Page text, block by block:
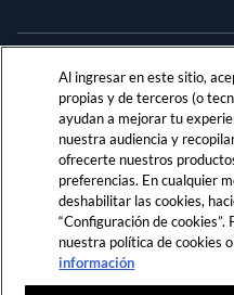
Terms and
REGLAMENTO
Al ingresar en este sitio,
propias y de terceros (o
ayudan a mejorar tu
nuestra audiencia y
ofrecerte nuestros
preferencias. En cualquier
deshabilitar las cookies,
“Configuración de
nuestra política de cookies
información